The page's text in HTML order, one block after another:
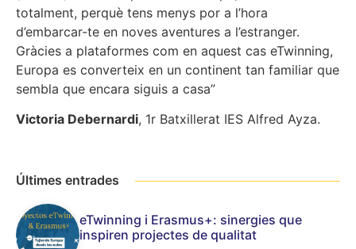
totalment, perquè tens menys por a l’hora
d’embarcar-te en noves aventures a l’estranger.
Gràcies a plataformes com en aquest cas eTwinning,
Europa es converteix en un continent tan familiar que
sembla que encara siguis a casa”
Victoria Debernardi, 1r Batxillerat IES Alfred Ayza.
Últimes entrades
eTwinning i Erasmus+: sinergies que
inspiren projectes de qualitat